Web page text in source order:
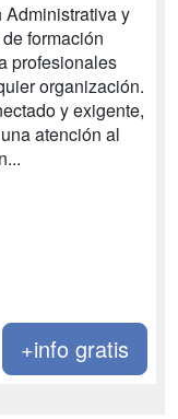
y
formación
profesionales
organización.
y exigente,
atención al
+info gratis